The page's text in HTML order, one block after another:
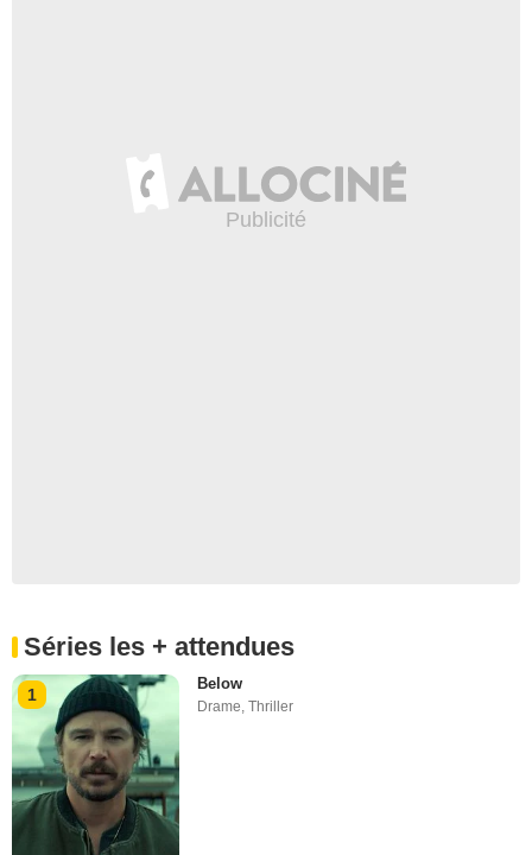
Séries les + attendues
1
Below
Drame ,Thriller